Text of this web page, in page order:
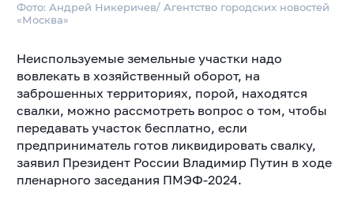
Фото: Андрей Никеричев/ Агентство городских новостей
«Москва»
Неиспользуемые земельные участки надо
вовлекать в хозяйственный оборот, на
заброшенных территориях, порой, находятся
свалки, можно рассмотреть вопрос о том, чтобы
передавать участок бесплатно, если
предприниматель готов ликвидировать свалку,
заявил Президент России Владимир Путин в ходе
пленарного заседания ПМЭФ-2024.